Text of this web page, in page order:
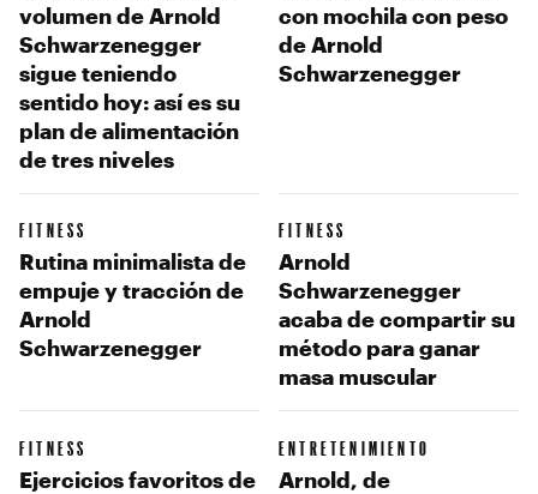
volumen de Arnold
Schwarzenegger
sigue teniendo
sentido hoy: así es su
plan de alimentación
de tres niveles
con mochila con peso
de Arnold
Schwarzenegger
FITNESS
Rutina minimalista de
empuje y tracción de
Arnold
Schwarzenegger
FITNESS
Arnold
Schwarzenegger
acaba de compartir su
método para ganar
masa muscular
FITNESS
Ejercicios favoritos de
ENTRETENIMIENTO
Arnold, de